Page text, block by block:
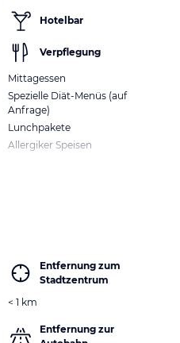
Hotelbar
Verpflegung
Mittagessen
Spezielle Diät-Menüs (auf
Anfrage)
Lunchpakete
Allergiker Speisen
Entfernung zum
Stadtzentrum
< 1 km
Entfernung zur